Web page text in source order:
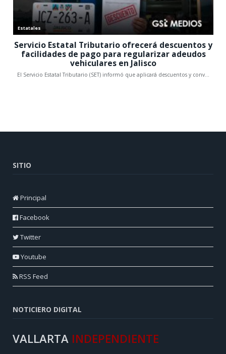
SITIO
Principal
Facebook
Twitter
Youtube
RSS Feed
NOTICIERO DIGITAL
VALLARTA INDEPENDIENTE